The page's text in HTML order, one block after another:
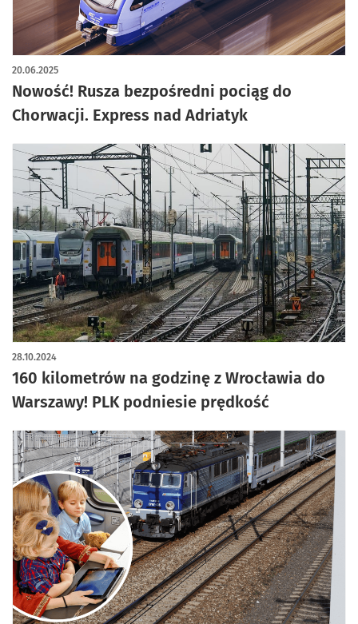
Nowość! Rusza bezpośredni pociąg do
Chorwacji. Express nad Adriatyk
20.06.2025
160 kilometrów na godzinę z Wrocławia do
Warszawy! PLK podniesie prędkość
28.10.2024